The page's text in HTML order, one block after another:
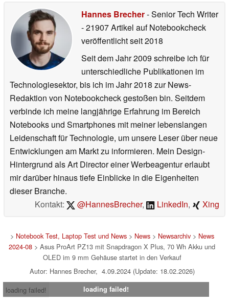
Hannes Brecher- Senior Tech Writer
- 21907 Artikel auf Notebookcheck
veröffentlichtseit 2018
Seit dem Jahr 2009 schreibe ich für
unterschiedliche Publikationen im
Technologiesektor, bis ich im Jahr 2018 zur News-
Redaktion von Notebookcheck gestoßen bin. Seitdem
verbinde ich meine langjährige Erfahrung im Bereich
Notebooks und Smartphones mit meiner lebenslangen
Leidenschaft für Technologie, um unsere Leser über neue
Entwicklungen am Markt zu informieren. Mein Design-
Hintergrund als Art Director einer Werbeagentur erlaubt
mir darüber hinaus tiefe Einblicke in die Eigenheiten
dieser Branche.
Kontakt:
@HannesBrecher, LinkedIn, Xing
> Notebook Test, Laptop Test und News> News> Newsarchiv> News
2024-08 > Asus ProArt PZ13 mit Snapdragon X Plus, 70 Wh Akku und
OLED im 9 mm Gehäuse startet in den Verkauf
Autor: Hannes Brecher, 4.09.2024 (Update: 18.02.2026)
loading failed!
loading failed!